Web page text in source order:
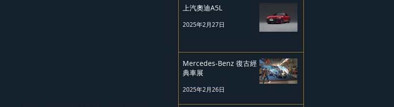
上汽奧迪A5L
2025年2月27日
Mercedes-Benz 復古經
典車展
2025年2月26日